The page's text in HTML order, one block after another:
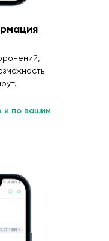
и по вашим